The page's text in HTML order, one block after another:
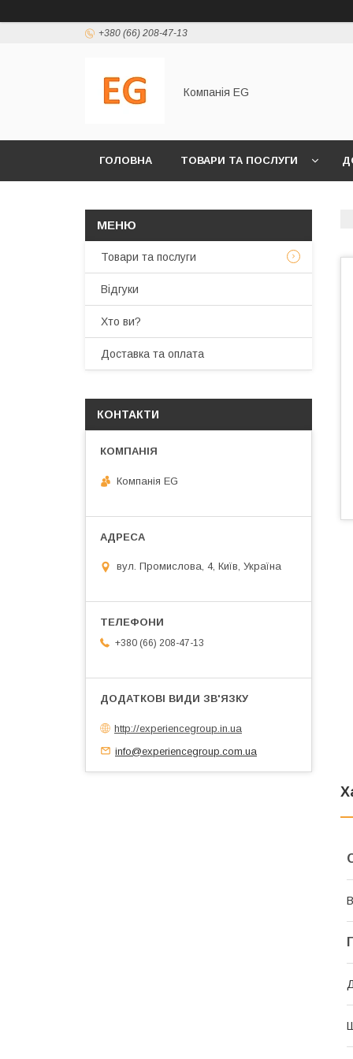
+380 (66) 208-47-13
Компанія EG
ГОЛОВНА ТОВАРИ ТА ПОСЛУГИ
Товари та послуги
Відгуки
Хто ви?
Доставка та оплата
КОНТАКТИ
Компанія EG
вул. Промислова, 4, Київ, Україна
+380 (66) 208-47-13
http://experiencegroup.in.ua
info@experiencegroup.com.ua